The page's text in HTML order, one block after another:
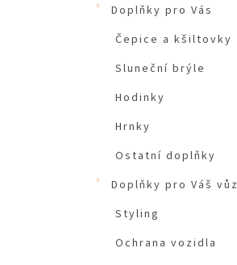
Doplňky pro Vás
Čepice a kšiltovky
Sluneční brýle
Hodinky
Hrnky
Ostatní doplňky
Doplňky pro Váš vůz
Styling
Ochrana vozidla